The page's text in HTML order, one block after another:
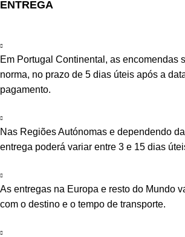
ENTREGA
Em Portugal Continental, as encomendas
norma, no prazo de 5 dias úteis após a
pagamento.
Nas Regiões Autónomas e dependendo
entrega poderá variar entre 3 e 15 dias
As entregas na Europa e resto do Mundo
com o destino e o tempo de transporte.